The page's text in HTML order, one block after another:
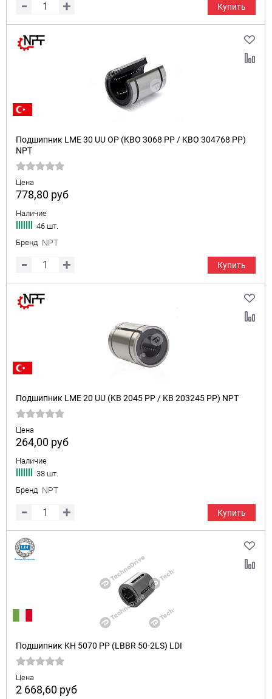
Купить
Подшипник LME 30 UU OP (KBO 3068 PP / KBO 304768 PP)
NPT
Цена
778,80 руб
Наличие
46 шт.
Бренд NPT
Купить
Подшипник LME 20 UU (KB 2045 PP / KB 203245 PP) NPT
Цена
264,00 руб
Наличие
38 шт.
Бренд NPT
Купить
Подшипник KH 5070 PP (LBBR 50-2LS) LDI
Цена
2 668,60 руб